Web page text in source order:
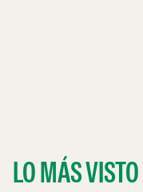
LO MÁS VISTO